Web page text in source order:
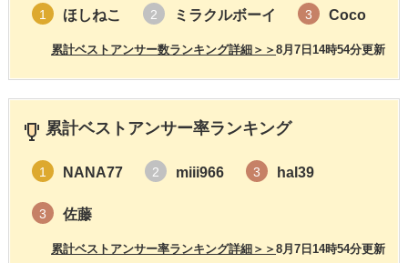
1 ほしねこ 2 ミラクルボーイ 3 Coco
8月7日14時54分更新
累計ベストアンサー数ランキング詳細＞＞
累計ベストアンサー率ランキング
1 NANA77 2 miii966 3 hal39
3 佐藤
8月7日14時54分更新
累計ベストアンサー率ランキング詳細＞＞